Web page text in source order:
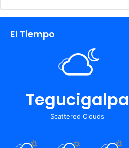
El Tiempo
Tegucigalpa
Scattered Clouds